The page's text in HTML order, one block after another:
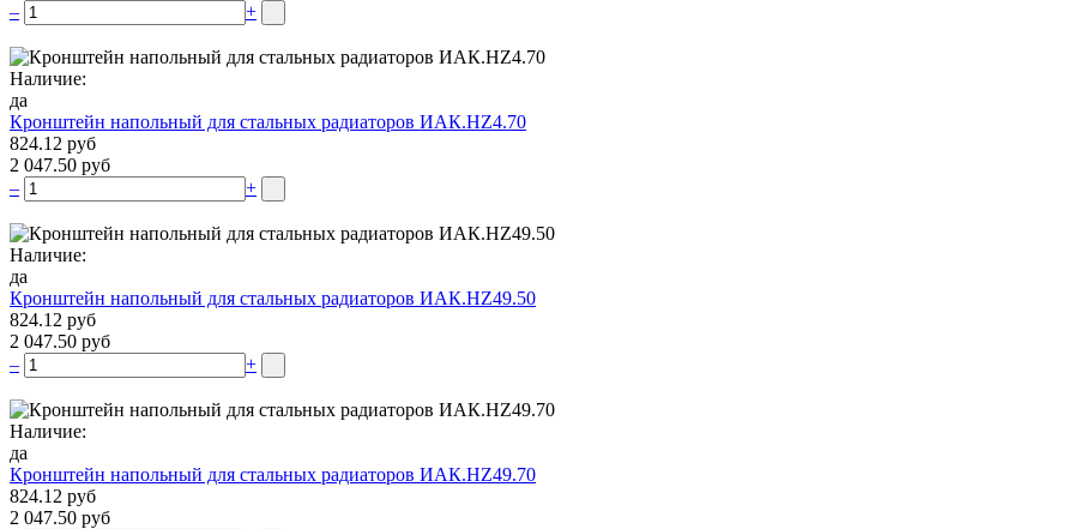
–
+
Наличие:
да
Кронштейн напольный для стальных радиаторов ИАК.НZ4.70
824.12 руб
2 047.50 руб
–
+
Наличие:
да
Кронштейн напольный для стальных радиаторов ИАК.НZ49.50
824.12 руб
2 047.50 руб
–
+
Наличие:
да
Кронштейн напольный для стальных радиаторов ИАК.НZ49.70
824.12 руб
2 047.50 руб